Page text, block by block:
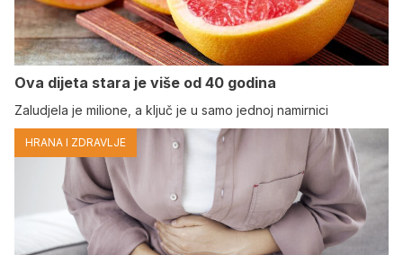
Ova dijeta stara je više od 40 godina
Zaludjela je milione, a ključ je u samo jednoj namirnici
HRANA I ZDRAVLJE